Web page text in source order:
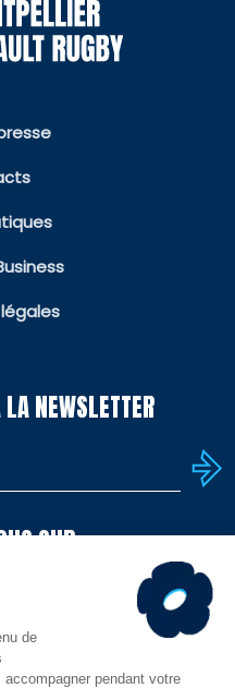
NEWSLETTER
SUR